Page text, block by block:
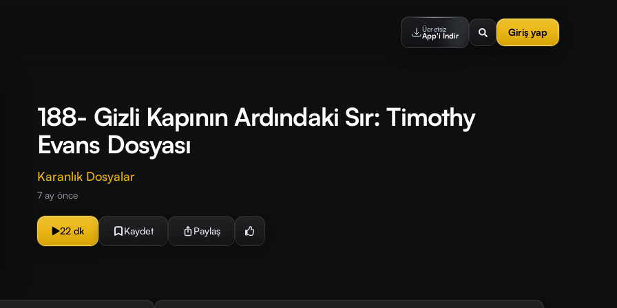
Ücretsiz
App'i İndir Giriş yap
188- Gizli Kapının Ardındaki Sır: Timothy
Evans Dosyası
Karanlık Dosyalar
7 ay önce
22 dk Kaydet Paylaş